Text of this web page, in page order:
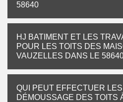
58640
HJ BATIMENT ET LES
POUR LES TOITS DES
VAUZELLES DANS LE
QUI PEUT EFFECTUER
DÉMOUSSAGE DES TOITS